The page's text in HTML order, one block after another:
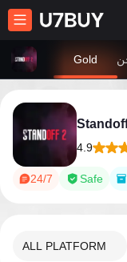
Gold
4.9
24/7 Safe
ALL PLATFORM